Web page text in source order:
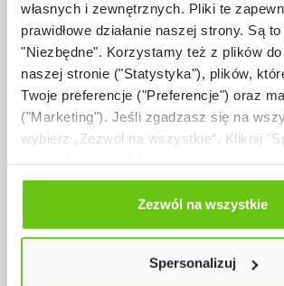
własnych i zewnętrznych. Pliki te
prawidłowe działanie naszej strony. Są
"Niezbędne". Korzystamy też z plików
naszej stronie ("Statystyka"), plików,
Twoje preferencje ("Preferencje") oraz
("Marketing"). Jeśli zgadzasz się na
wybierz „Zezwól na wszystkie”. Kliknij
Odmów zgody poprzez przycisk
użyjemy tylko plików niezbędnych dla
Twój wybór możesz zmienić przez
Polityce prywatności
Zezwól na wszystkie
Spersonalizuj
Dostępny
Pufa śr. 80 cm – motyw
579,90 zł